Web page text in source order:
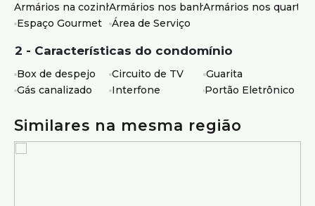
2º Pavimento:
Sala de TV com painel e armários
Terraço com espaço gourmet
Área de serviço
Vista definitiva e excelente ventilação
Armários na cozinhaArmários nos banheirosArmários nos quartos
Espaço Gourmet
Área de Serviço
2 - Características do condomínio
Box de despejo Circuito de TV
Guarita
Gás canalizado
Interfone Portão Eletrônico
Similares na mesma região